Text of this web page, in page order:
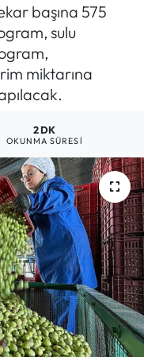
başına 575
sulu
miktarına
2 DK
OKUNMA SÜRESI